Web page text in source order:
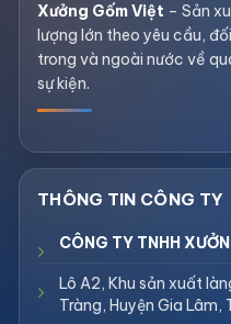
Xưởng Gốm Việt – Sản
lượng lớn theo yêu cầu,
trong và ngoài nước về
sự kiện.
CÔNG TY TNHH
Lô A2, Khu sản xuất
Tràng, Huyện Gia Lâm,